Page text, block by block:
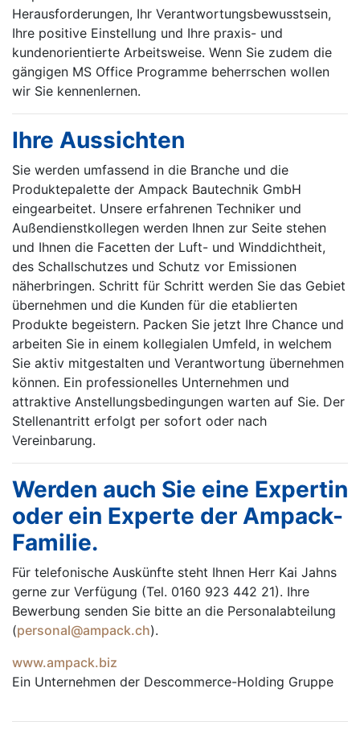
Herausforderungen, Ihr Verantwortungsbewusstsein,
Ihre positive Einstellung und Ihre praxis- und
kundenorientierte Arbeitsweise. Wenn Sie zudem die
gängigen MS Office Programme beherrschen wollen
wir Sie kennenlernen.
Ihre Aussichten
Sie werden umfassend in die Branche und die
Produktepalette der Ampack Bautechnik GmbH
eingearbeitet. Unsere erfahrenen Techniker und
Außendienstkollegen werden Ihnen zur Seite stehen
und Ihnen die Facetten der Luft- und Winddichtheit,
des Schallschutzes und Schutz vor Emissionen
näherbringen. Schritt für Schritt werden Sie das Gebiet
übernehmen und die Kunden für die etablierten
Produkte begeistern. Packen Sie jetzt Ihre Chance und
arbeiten Sie in einem kollegialen Umfeld, in welchem
Sie aktiv mitgestalten und Verantwortung übernehmen
können. Ein professionelles Unternehmen und
attraktive Anstellungsbedingungen warten auf Sie. Der
Stellenantritt erfolgt per sofort oder nach
Vereinbarung.
Werden auch Sie eine Expertin
oder ein Experte der Ampack-
Familie.
Für telefonische Auskünfte steht Ihnen Herr Kai Jahns
gerne zur Verfügung (Tel. 0160 923 442 21). Ihre
Bewerbung senden Sie bitte an die Personalabteilung
(personal@ampack.ch).
www.ampack.biz
Ein Unternehmen der Descommerce-Holding Gruppe